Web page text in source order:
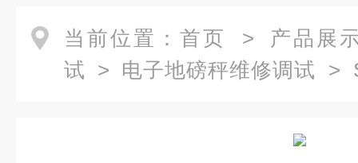
当前位置： 首页 > 产品展
试 > 电子地磅秤维修调试 >